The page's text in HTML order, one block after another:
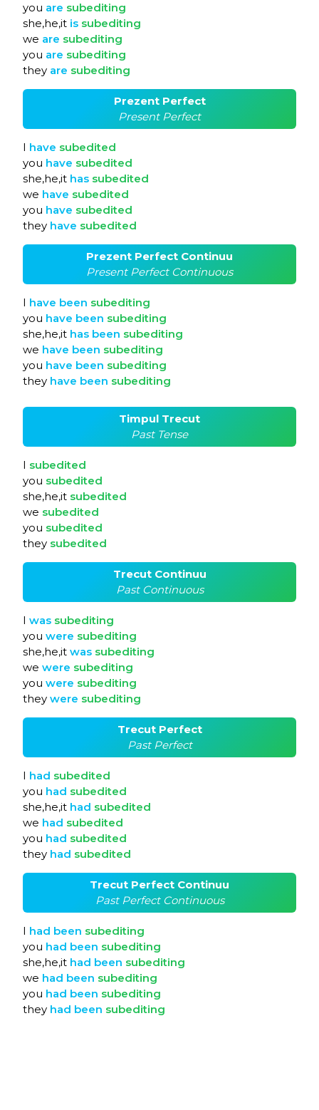
you are subediting
she,he,it is subediting
we are subediting
you are subediting
they are subediting
Prezent Perfect
Present Perfect
I have subedited
you have subedited
she,he,it has subedited
we have subedited
you have subedited
they have subedited
Prezent Perfect Continuu
Present Perfect Continuous
I have been subediting
you have been subediting
she,he,it has been subediting
we have been subediting
you have been subediting
they have been subediting
Timpul Trecut
Past Tense
I subedited
you subedited
she,he,it subedited
we subedited
you subedited
they subedited
Trecut Continuu
Past Continuous
I was subediting
you were subediting
she,he,it was subediting
we were subediting
you were subediting
they were subediting
Trecut Perfect
Past Perfect
I had subedited
you had subedited
she,he,it had subedited
we had subedited
you had subedited
they had subedited
Trecut Perfect Continuu
Past Perfect Continuous
I had been subediting
you had been subediting
she,he,it had been subediting
we had been subediting
you had been subediting
they had been subediting